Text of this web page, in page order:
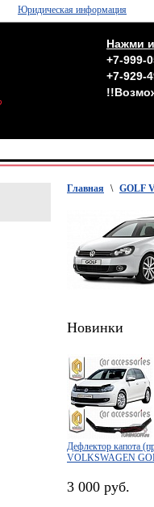
Юридическая информация
Нажми
+7-999-
+7-929-
Главная \ GOLF
Новинки
Дефлектор капота
VOLKSWAGEN
3 000 руб.